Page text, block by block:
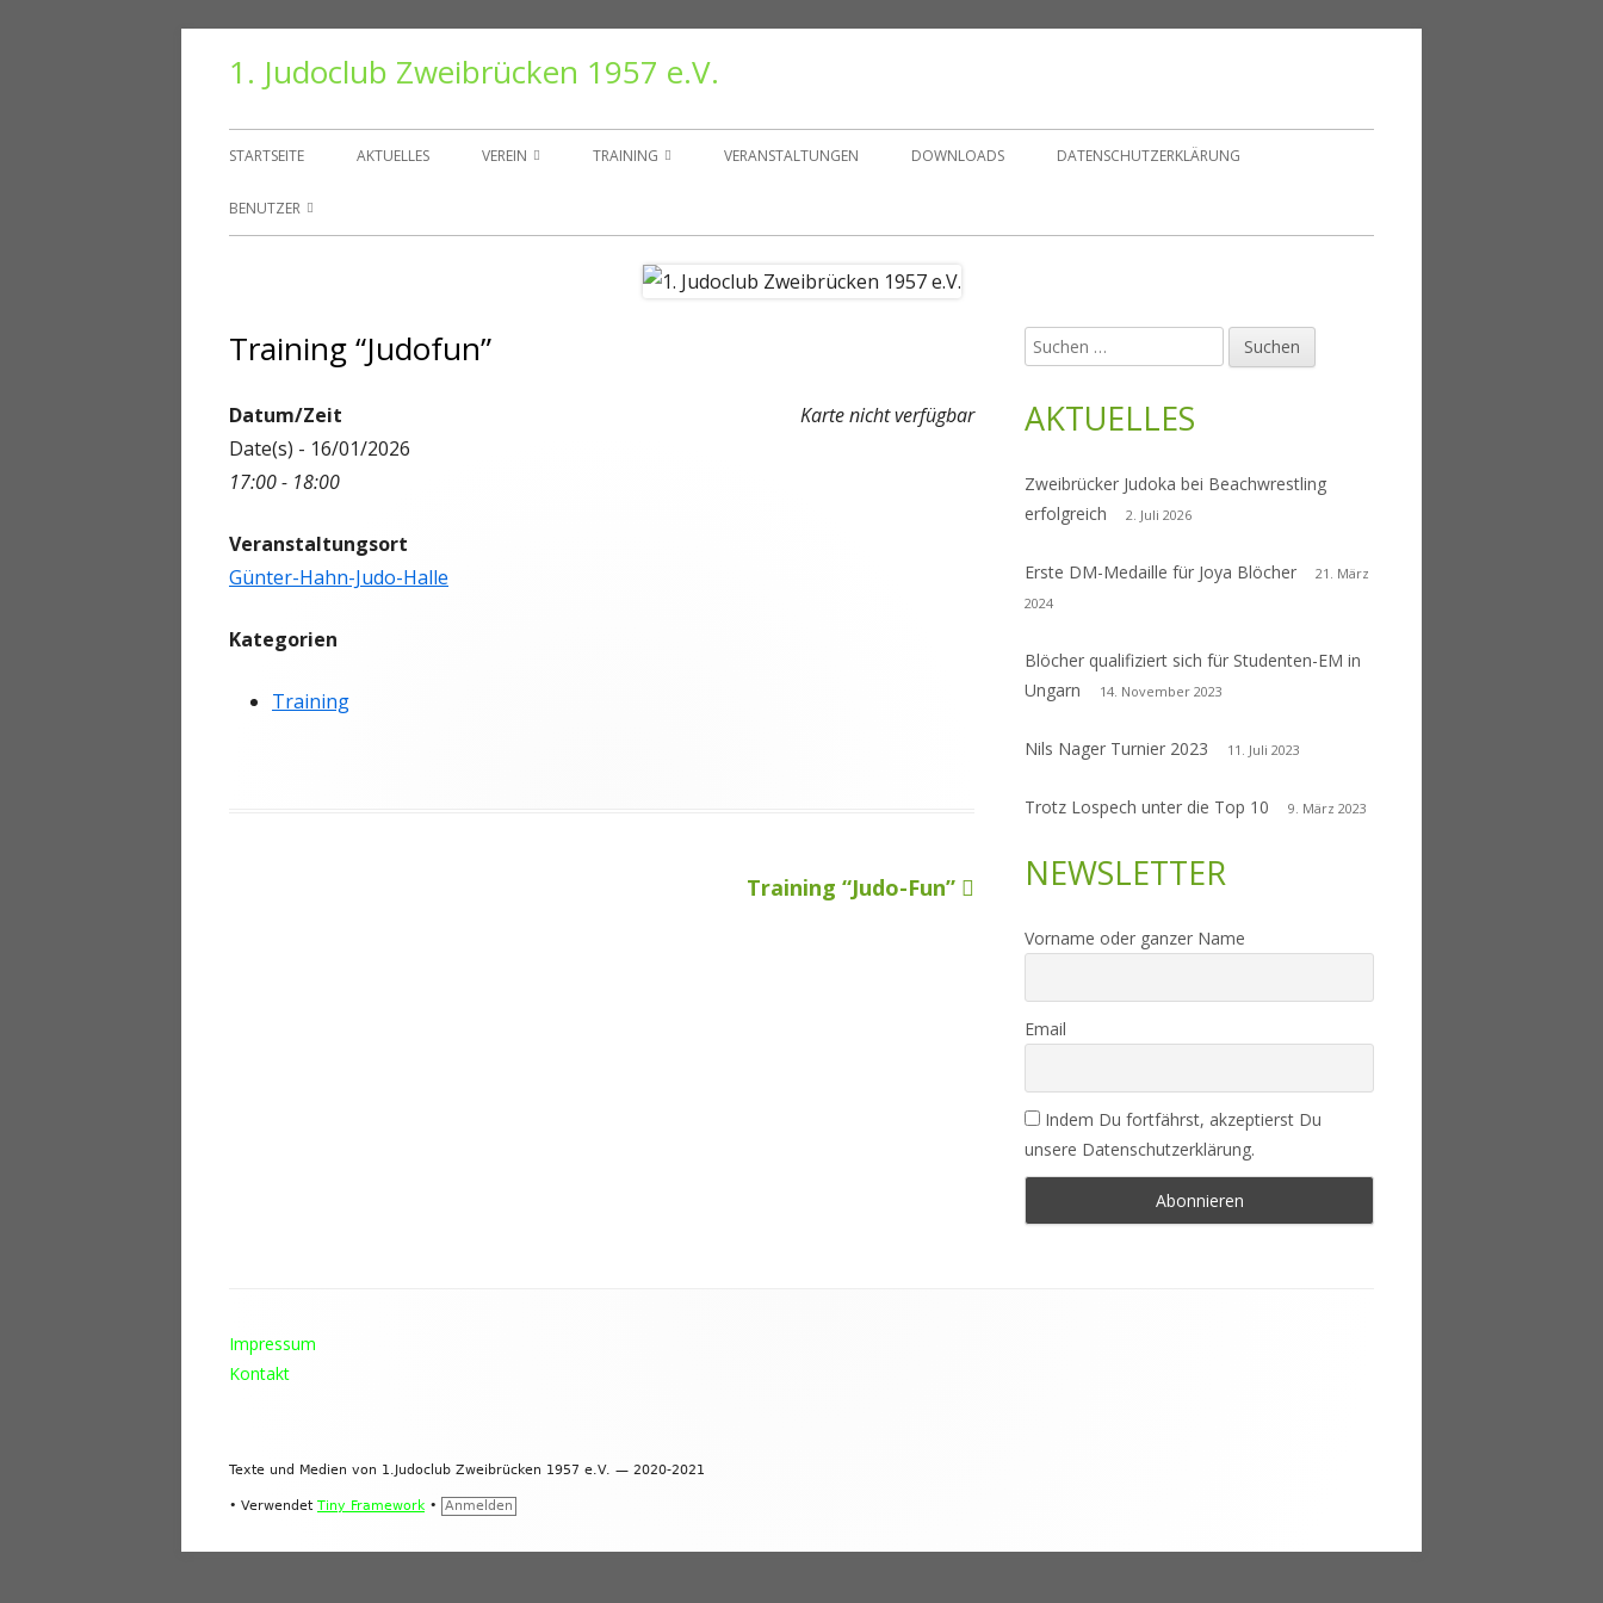
1. Judoclub Zweibrücken 1957 e.V.
Primäres
Menü
STARTSEITE AKTUELLES VEREIN TRAINING VERANSTALTUNGEN DOWNLOADS DATENSCHUTZERKLÄRUNG
BENUTZER
KONTO
ABMELDEN
MITGLIEDER
Training “Judofun”
Karte nicht verfügbar
Datum/Zeit
Date(s) - 16/01/2026
17:00 - 18:00
Veranstaltungsort
Günter-Hahn-Judo-Halle
Kategorien
Training
Nächster
Training “Judo-Fun”
Haupt-
Seitenleiste
Suchen
nach:
AKTUELLES
Zweibrücker Judoka bei Beachwrestling
erfolgreich
2. Juli 2026
Erste DM-Medaille für Joya Blöcher
21. März
2024
Blöcher qualifiziert sich für Studenten-EM in
Ungarn
14. November 2023
Nils Nager Turnier 2023 11. Juli 2023
Trotz Lospech unter die Top 10 9. März 2023
NEWSLETTER
Vorname oder ganzer Name
Email
Indem Du fortfährst, akzeptierst Du
unsere Datenschutzerklärung.
Inhalt
Impressum
Kontakt
Texte und Medien von 1.Judoclub Zweibrücken 1957 e.V. — 2020-2021
• Verwendet Tiny Framework • Anmelden